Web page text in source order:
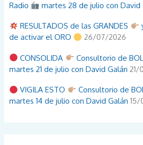
Radio
martes 28 de julio con David
RESULTADOS de las GRANDES
de activar el ORO
26/07/2026
CONSOLIDA
Consultorio de
martes 21 de julio con David Galán 21/
VIGILA ESTO
Consultorio de
martes 14 de julio con David Galán 15/